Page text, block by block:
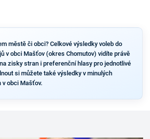
městě či obci? Celkové výsledky voleb do
v obci Mašťov (okres Chomutov) vidíte právě
zisky stran i preferenční hlasy pro jednotlivé
si můžete také výsledky v minulých
v obci Mašťov.